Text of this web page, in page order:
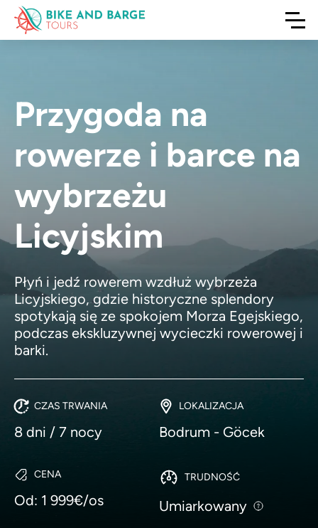
Przygoda na
rowerze i barce na
wybrzeżu
Licyjskim
Płyń i jedź rowerem wzdłuż wybrzeża
Licyjskiego, gdzie historyczne splendory
spotykają się ze spokojem Morza Egejskiego,
podczas ekskluzywnej wycieczki rowerowej i
barki.
CZAS TRWANIA
8 dni / 7 nocy
LOKALIZACJA
Bodrum - Göcek
CENA
Od: 1 999€/os
TRUDNOŚĆ
Umiarkowany